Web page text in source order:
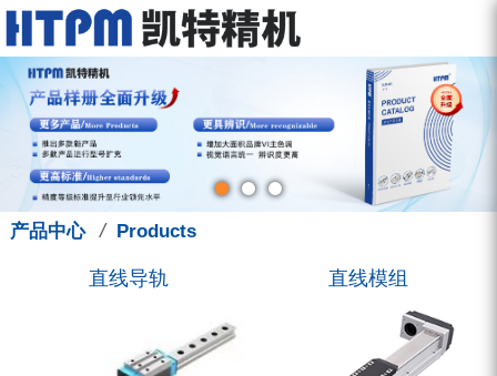
走进凯特
关于我们
品牌故事
人才管理
产品中心
直线导轨
直线模组
钳制器/阻尼器
圆弧导轨
微型导轨
服务中心
型录下载
图型下载
技术支援
新闻中心
新闻动态
展会讯息
凯特学堂
联系我们
联系方式
招聘信息
产品中心 /Products
直线导轨 直线模组